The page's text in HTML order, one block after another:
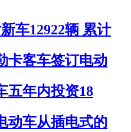
车12922辆 累计
卡客车签订电动
五年内投资18
动车从插电式的